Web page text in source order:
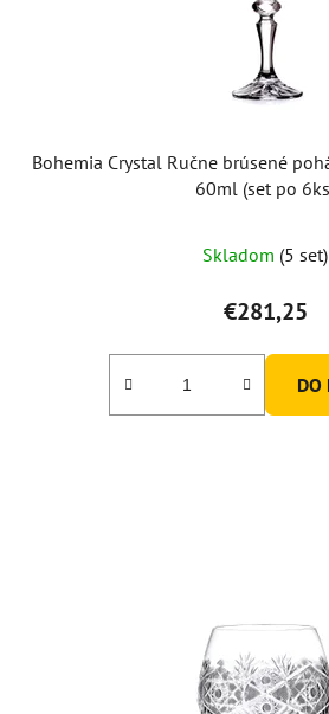
Bohemia Crystal Ručne brúsené
60ml (set po
Skladom (5 set)
€281,25
DO